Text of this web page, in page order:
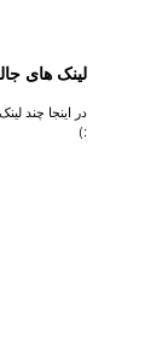
لینک های
در اینجا چند
:)